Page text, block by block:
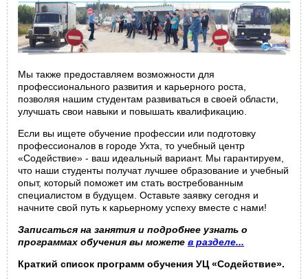
Мы также предоставляем возможности для
профессионального развития и карьерного роста,
позволяя нашим студентам развиваться в своей области,
улучшать свои навыки и повышать квалификацию.
Если вы ищете обучение профессии или подготовку
профессионалов в городе Ухта, то учебный центр
«Содействие» - ваш идеальный вариант. Мы гарантируем,
что наши студенты получат лучшее образование и учебный
опыт, который поможет им стать востребованным
специалистом в будущем. Оставьте заявку сегодня и
начните свой путь к карьерному успеху вместе с нами!
Записаться на занятия и подробнее узнать о
программах обучения вы можете в разделе...
Краткий список программ обучения УЦ «Содействие».